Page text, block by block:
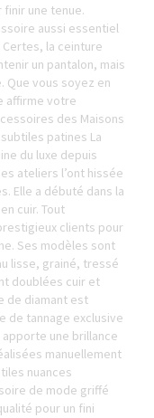
une tenue.
aussi essentiel
la ceinture
un pantalon, mais
Que vous soyez en
affirme votre
des Maisons
patines La
du luxe depuis
ateliers l’ont hissée
Elle a débuté dans la
cuir. Tout
clients pour
Ses modèles sont
lisse, grainé, tressé
doublées cuir et
de diamant est
de tannage exclusive
apporte une brillance
manuellement
nuances
de mode griffé
pour un fini